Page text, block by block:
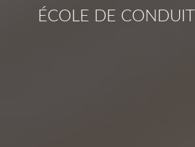
ÉCOLE DE